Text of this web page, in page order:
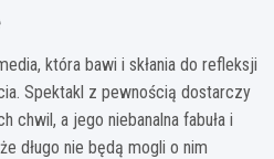
która bawi i skłania do refleksji
Spektakl z pewnością dostarczy
chwil, a jego niebanalna fabuła i
długo nie będą mogli o nim